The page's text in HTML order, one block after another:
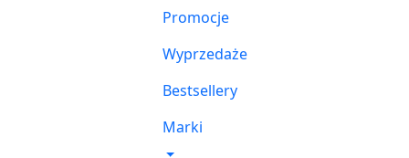
Promocje
Wyprzedaże
Bestsellery
Marki